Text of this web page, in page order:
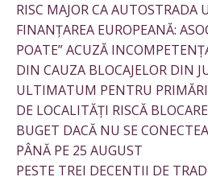
RISC MAJOR CA AUTOSTRADA
FINANȚAREA EUROPEANĂ:
POATE” ACUZĂ
DIN CAUZA BLOCAJELOR DIN
ULTIMATUM PENTRU
DE LOCALITĂȚI RISCĂ
BUGET DACĂ NU SE
PÂNĂ PE 25 AUGUST
PESTE TREI DECENTII DE